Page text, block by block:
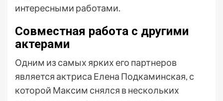
интересными работами.
Совместная работа с другими
актерами
Одним из самых ярких его партнеров
является актриса Елена Подкаминская, с
которой Максим снялся в нескольких